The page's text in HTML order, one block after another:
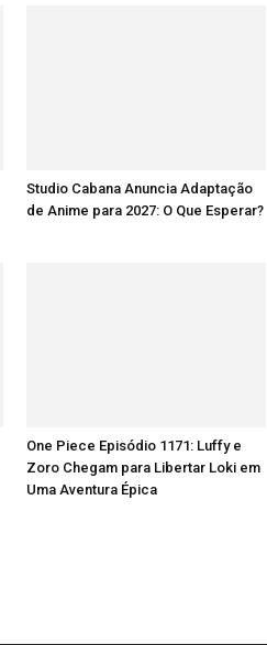
Studio Cabana Anuncia Adaptação
de Anime para 2027: O Que Esperar?
One Piece Episódio 1171: Luffy e
Zoro Chegam para Libertar Loki em
Uma Aventura Épica